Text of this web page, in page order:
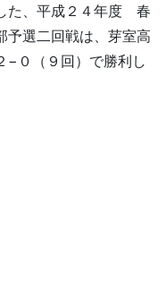
た、平成２４年度 春
予選二回戦は、芽室高
−０（９回）で勝利し